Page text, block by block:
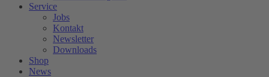
Service
Jobs
Kontakt
Newsletter
Downloads
Shop
News